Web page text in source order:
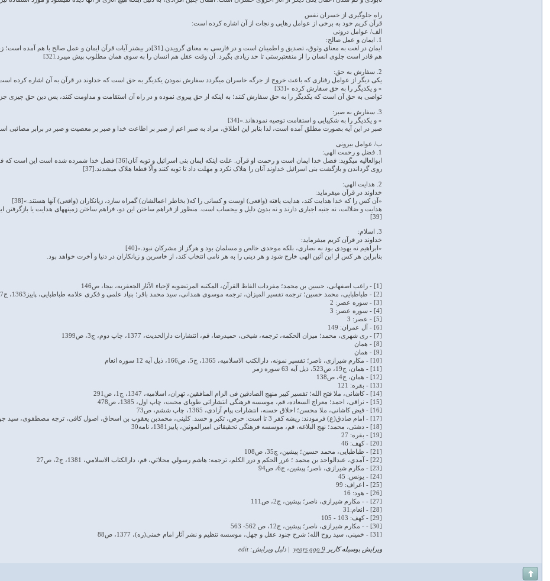
راه جلوگیری از خسران نفس
قرآن کریم خود به برخی از عوامل رهایی و نجات از آن اشاره کرده است:
الف/ عوامل درونی
1. ایمان و عمل صالح:
ایمان در لغت به معنای وثوق، تصدیق و اطمینان است و در فارسی به معنای گرویدن.[31]در
هم قادر است جلوی انسان را از منفعت­پرستی تا حد زیادی بگیرد. آن وقت عقل هم انسان را به سوی همان مطلوب پیش می­برد.[32]
2. سفارش به حق:
یکی دیگر از عوامل رفتاری که باعث خروج از جرگه خاسران می­گردد سفارش نمودن یکدیگر به حق است که خداوند در قرآن به آن اشاره کرده
« و یکدیگر را به حق سفارش کرده »[33]
تواصی به حق آن است که یکدیگر را به حق سفارش کنند؛ به اینکه از حق پیروی نموده و در راه آن استقامت و مداومت کنند، پس دین حق چیزی
3. سفارش به صبر:
« و یکدیگر را به شکیبایی و استقامت توصیه نموده­اند.»[34]
صبر در این آیه بصورت مطلق آمده است، لذا بنابر این اطلاق، مراد به صبر اعم از صبر بر اطاعت خدا و صبر بر معصیت و صبر در برابر مصائبی
ب/ عوامل بیرونی
1. فضل و رحمت الهی:
ابوالعالیه می­گوید: فضل خدا ایمان است و رحمت او قرآن. علت اینکه
روی گرداندن و بازگشت بنی اسرائیل خداوند آنان را هلاک نکرد و مهلت داد تا توبه کنند والّا قطعا هلاک می­شدند.[37]
2. هدایت الهی:
خداوند در قرآن می­فرماید:
«آن کس را که خدا هدایت کند، هدایت یافته (واقعی) اوست و کسانی را که( بخاطر اعمالشان) گمراه سازد، زیانکاران (واقعی) آنها هستند.»[38]
هدایت و ضلالت، نه جنبه اجباری دارند و نه بدون دلیل و بی­حساب است. منظور از فراهم ساختن این دو، فراهم ساختن زمینه­های هدایت یا بازگرفتن
[39]
3. اسلام:
خداوند در قرآن کریم می­فرماید:
«ابراهیم نه یهودی بود نه نصاری، بلکه موحدی خالص و مسلمان بود و هرگز از مشرکان نبود.»[40]
بنابراین هر کس از این آئین الهی خارج شود و هر دینی را به هر نامی انتخاب کند، از خاسرین و زیان­کاران در دنیا و آخرت خواهد بود.
[1] - راغب اصفهانی، حسین بن محمد؛ مفردات الفاظ القرآن، المکتبه المرتضویه لإحیاء الآثار الجعفریه، بی­جا، ص146
[2] - طباطبایی، محمد حسین؛ ترجمه تفسیر المیزان، ترجمه موسوی همدانی، سید محمد باقر؛ بنیاد علمی و فکری علامه طباطبایی، پاییز1363، ج17، ص395
[3] - سوره عصر: 2
[4] - سوره عصر: 3
[5] - عصر: 3
[6] - آل عمران: 149
[7] - ری شهری، محمد؛ میزان الحکمه، ترجمه، شیخی، حمیدرضا، قم، انتشارات دارالحدیث، 1377، چاپ دوم، ج3، ص1399
[8] - همان
[9] - همان
[10] - مکارم شیرازی، ناصر؛ تفسیر نمونه، دارالکتب الاسلامیه، 1365، ج5، ص166، ذیل آیه 12 سوره انعام
[11] - همان، ج19، ص523، ذیل آیه 63 سوره زمر
[12] - همان، ج4، ص138
[13] - بقره: 121
[14] - کاشانی، ملا فتح الله؛ تفسیر کبیر منهج الصادقین فی الزام المنافقین، تهران، اسلامیه، 1347، ج1، ص291
[15] - نراقی، احمد؛ معراج السعاده، قم، موسسه فرهنگی انتشاراتی طوبای محبت، چاپ اول، 1385، ص478
[16] - فیض کاشانی، ملا محسن؛ اخلاق حسنه، انتشارات پیام آزادی، 1365، چاپ ششم، ص73
[17] - امام صادق(ع) فرمودند: ریشه کفر 3 تا است: حرص، تکبر و حسد. کلینی، محمدبن یعقوب بن اسحاق، اصول کافی، ترجه مصطفوی، سید جواد، دفتر نشر فرهنگ اهل بیت(ع)، ج2، ص289
[18] - دشتی، محمد؛ نهج البلاغه، قم، موسسه فرهنگی تحقیقاتی امیرالمونین، پاییز1381، نامه30
[19] - بقره: 27
[20] - کهف: 46
[21] - طباطبایی، محمد حسین؛ پیشین، ج35، ص108
[22] - آمدي، عبدالواحد بن محمد ؛ غرر الحکم و درر الکلم، ترجمه: هاشم رسولي محلاتي، قم، دارالکتاب الاسلامي، 1381، ج2، ص27
[23] - مکارم شیرازی، ناصر؛ پیشین، ج6، ص94
[24] - یونس: 45
[25] - اعراف: 99
[26] - هود: 16
[27] - - مکارم شیرازی، ناصر؛ پیشین، ج2، ص111
[28] - انعام:31
[29] - کهف: 103 - 105
[30] - - مکارم شیرازی، ناصر؛ پیشین، ج12، ص 562- 563
[31] - خمینی، سید روح الله؛ شرح جنود عقل و جهل، موسسه تنظیم و نشر آثار امام خمنی(ره)، 1377، ص88
ویرایش بوسیله کاربر 9 years ago دلیل ویرایش: edit